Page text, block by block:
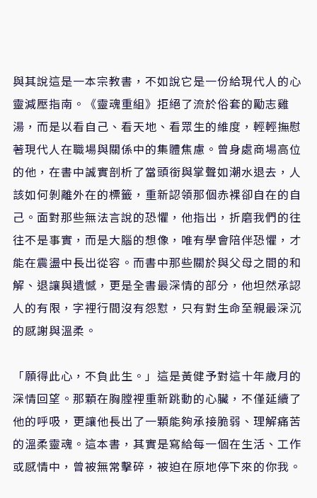
與其說這是一本宗教書，不如說它是一份給現代人的心
靈減壓指南。《靈魂重組》拒絕了流於俗套的勵志雞
湯，而是以看自己、看天地、看眾生的維度，輕輕撫慰
著現代人在職場與關係中的集體焦慮。曾身處商場高位
的他，在書中誠實剖析了當頭銜與掌聲如潮水退去，人
該如何剝離外在的標籤，重新認領那個赤裸卻自在的自
己。面對那些無法言說的恐懼，他指出，折磨我們的往
往不是事實，而是大腦的想像，唯有學會陪伴恐懼，才
能在震盪中長出從容。而書中那些關於與父母之間的和
解、退讓與遺憾，更是全書最深情的部分，他坦然承認
人的有限，字裡行間沒有怨懟，只有對生命至親最深沉
的感謝與溫柔。
「願得此心，不負此生。」這是黃健予對這十年歲月的
深情回望。那顆在胸膛裡重新跳動的心臟，不僅延續了
他的呼吸，更讓他長出了一顆能夠承接脆弱、理解痛苦
的溫柔靈魂。這本書，其實是寫給每一個在生活、工作
或感情中，曾被無常擊碎，被迫在原地停下來的你我。